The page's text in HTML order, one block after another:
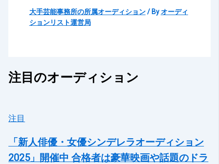
大手芸能事務所の所属オーディション/ Byオーディ
ションリスト運営局
注目のオーディション
注目
「新人俳優・女優シンデレラオーディション
2025」開催中 合格者は豪華映画や話題のドラ